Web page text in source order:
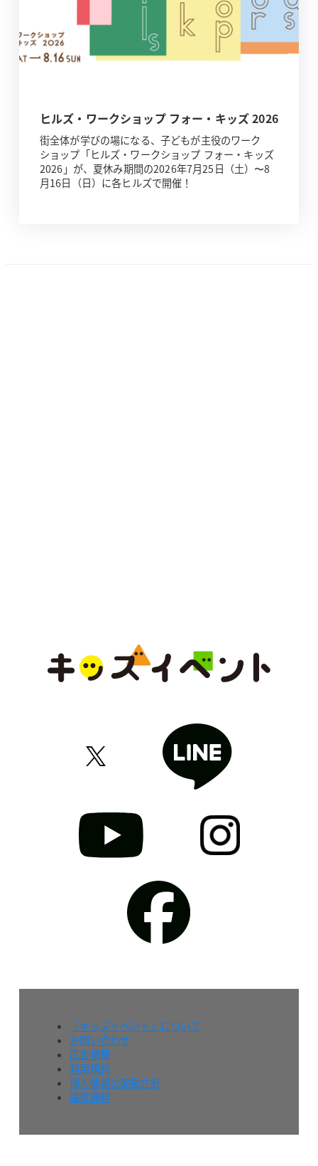
ヒルズ・ワークショップ フォー・キッズ 2026
街全体が学びの場になる、子どもが主役のワーク
ショップ「ヒルズ・ワークショップ フォー・キッズ
2026」が、夏休み期間の2026年7月25日（土）〜8
月16日（日）に各ヒルズで開催！
『キッズイベント』について
お問い合わせ
広告掲載
利用規約
個人情報の取扱方針
媒体資料